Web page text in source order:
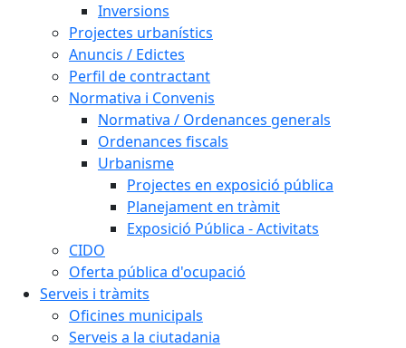
Inversions
Projectes urbanístics
Anuncis / Edictes
Perfil de contractant
Normativa i Convenis
Normativa / Ordenances generals
Ordenances fiscals
Urbanisme
Projectes en exposició pública
Planejament en tràmit
Exposició Pública - Activitats
CIDO
Oferta pública d'ocupació
Serveis i tràmits
Oficines municipals
Serveis a la ciutadania